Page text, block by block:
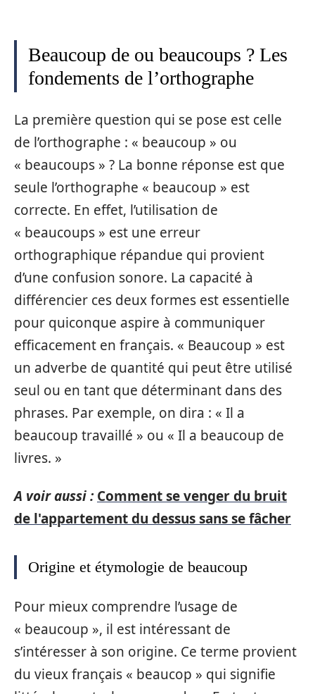
Beaucoup de ou beaucoups ? Les
fondements de l’orthographe
La première question qui se pose est celle
de l’orthographe : « beaucoup » ou
« beaucoups » ? La bonne réponse est que
seule l’orthographe « beaucoup » est
correcte. En effet, l’utilisation de
« beaucoups » est une erreur
orthographique répandue qui provient
d’une confusion sonore. La capacité à
différencier ces deux formes est essentielle
pour quiconque aspire à communiquer
efficacement en français. « Beaucoup » est
un adverbe de quantité qui peut être utilisé
seul ou en tant que déterminant dans des
phrases. Par exemple, on dira : « Il a
beaucoup travaillé » ou « Il a beaucoup de
livres. »
A voir aussi : Comment se venger du bruit
de l'appartement du dessus sans se fâcher
Origine et étymologie de beaucoup
Pour mieux comprendre l’usage de
« beaucoup », il est intéressant de
s’intéresser à son origine. Ce terme provient
du vieux français « beaucop » qui signifie